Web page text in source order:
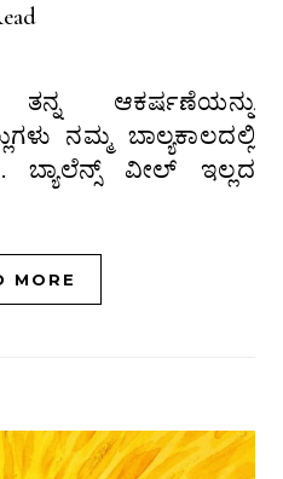
ನಮ್ಮ ಬಾಲ್ಯಕಾಲದಲ್ಲಿ
ಬ್ಯಾಲೆನ್ಸ್ ವೀಲ್ ಇಲ್ಲದ
MORE